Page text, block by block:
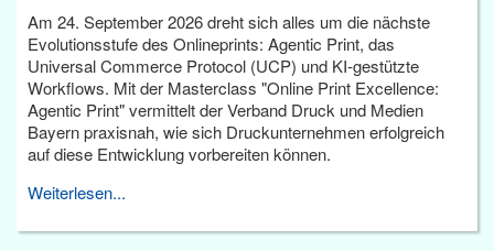
Am 24. September 2026 dreht sich alles um die nächste
Evolutionsstufe des Onlineprints: Agentic Print, das
Universal Commerce Protocol (UCP) und KI-gestützte
Workflows. Mit der Masterclass "Online Print Excellence:
Agentic Print" vermittelt der Verband Druck und Medien
Bayern praxisnah, wie sich Druckunternehmen erfolgreich
auf diese Entwicklung vorbereiten können.
Weiterlesen...